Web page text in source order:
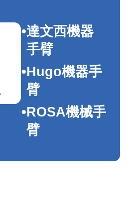
達文西機器
手臂
Hugo機器手
臂
ROSA機械手
臂